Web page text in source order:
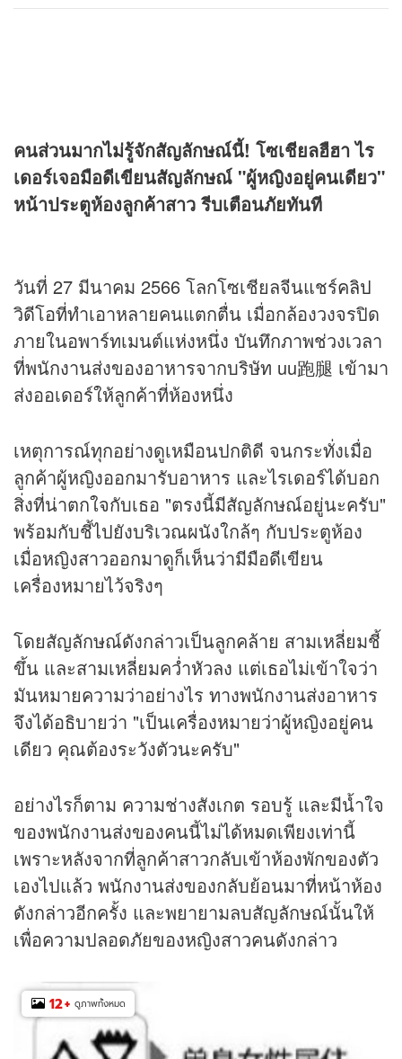
คนส่วนมากไม่รู้จักสัญลักษณ์นี้! โซเชียลฮืฮา ไร
เดอร์เจอมือดีเขียนสัญลักษณ์ "ผู้หญิงอยู่คนเดียว"
หน้าประตูห้องลูกค้าสาว รีบเตือนภัยทันที
วันที่ 27 มีนาคม 2566 โลกโซเชียลจีนแชร์คลิป
วิดีโอที่ทำเอาหลายคนแตกตื่น เมื่อกล้องวงจรปิด
ภายในอพาร์ทเมนต์แห่งหนึ่ง บันทึกภาพช่วงเวลา
ที่พนักงานส่งของอาหารจากบริษัท uu跑腿 เข้ามา
ส่งออเดอร์ให้ลูกค้าที่ห้องหนึ่ง
เหตุการณ์ทุกอย่างดูเหมือนปกติดี จนกระทั่งเมื่อ
ลูกค้าผู้หญิงออกมารับอาหาร และไรเดอร์ได้บอก
สิ่งที่น่าตกใจกับเธอ "ตรงนี้มีสัญลักษณ์อยู่นะครับ"
พร้อมกับชี้ไปยังบริเวณผนังใกล้ๆ กับประตูห้อง
เมื่อหญิงสาวออกมาดูก็เห็นว่ามีมือดีเขียน
เครื่องหมายไว้จริงๆ
โดยสัญลักษณ์ดังกล่าวเป็นลูกคล้าย สามเหลี่ยมชี้
ขึ้น และสามเหลี่ยมคว่ำหัวลง แต่เธอไม่เข้าใจว่า
มันหมายความว่าอย่างไร ทางพนักงานส่งอาหาร
จึงได้อธิบายว่า "เป็นเครื่องหมายว่าผู้หญิงอยู่คน
เดียว คุณต้องระวังตัวนะครับ"
อย่างไรก็ตาม ความช่างสังเกต รอบรู้ และมีน้ำใจ
ของพนักงานส่งของคนนี้ไม่ได้หมดเพียงเท่านี้
เพราะหลังจากที่ลูกค้าสาวกลับเข้าห้องพักของตัว
เองไปแล้ว พนักงานส่งของกลับย้อนมาที่หน้าห้อง
ดังกล่าวอีกครั้ง และพยายามลบสัญลักษณ์นั้นให้
เพื่อความปลอดภัยของหญิงสาวคนดังกล่าว
12+ ดูภาพทั้งหมด